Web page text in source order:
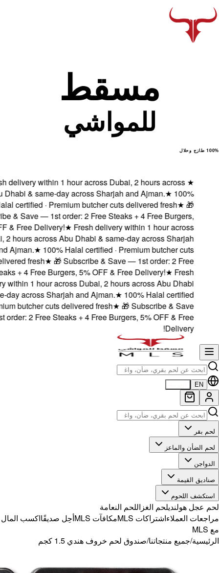
Fresh delivery
Abu Dhabi &
Halal certified ·
Subscribe & Save —
5% OFF & Free
Dubai, 2 hours
and Ajman.
delivered fresh
Steaks + 4 Free
delivery within 1
& same-day across
· Premium butcher
— 1st order: 2
اكسب المال